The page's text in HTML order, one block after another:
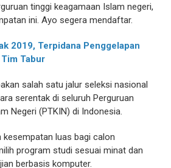
tinggi keagamaan Islam negeri,
ini. Ayo segera mendaftar.
2019, Terpidana Penggelapan
Tabur
salah satu jalur seleksi nasional
serentak di seluruh Perguruan
Negeri (PTKIN) di Indonesia.
kesempatan luas bagi calon
program studi sesuai minat dan
berbasis komputer.